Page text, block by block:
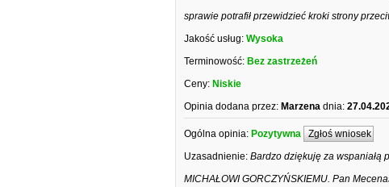
sprawie potrafił przewidzieć kroki strony
Jakość usług: Wysoka
Terminowość: Bez zastrzeżeń
Ceny: Niskie
Opinia dodana przez: Marzena dnia:
Ogólna opinia: Pozytywna Zgłoś wniosek
Uzasadnienie: Bardzo dziękuję za wspaniałą
MICHAŁOWI GORCZYŃSKIEMU. Pan